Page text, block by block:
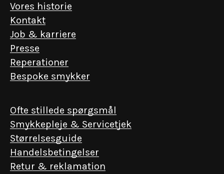
Vores historie
Kontakt
Job & karriere
Presse
Reperationer
Bespoke smykker
Ofte stillede spørgsmål
Smykkepleje & Servicetjek
Størrelsesguide
Handelsbetingelser
Retur & reklamation